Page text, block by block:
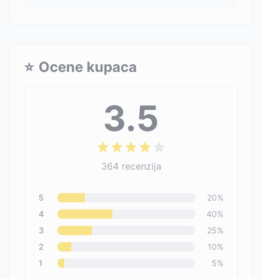
⭐ Ocene kupaca
3.5
364 recenzija
5 20%
4
40%
3
25%
2
10%
1
5%